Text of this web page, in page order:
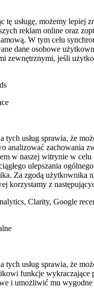
tę usługę, możemy lepiej
reklam online oraz
W tym celu
dane osobowe
zewnętrznymi, jeśli
tych usług sprawia, że
analizować zachowania
w naszej witrynie w celu
ulepszania
Za zgodą użytkownika
korzystamy z
Clarity, Google
tych usług sprawia, że
funkcje wykraczające
i umożliwić mu wygodne